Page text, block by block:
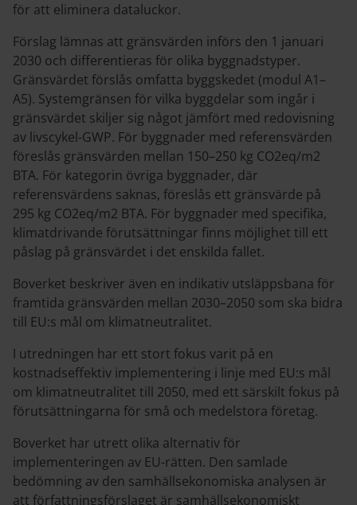
för att eliminera dataluckor.
Förslag lämnas att gränsvärden införs den 1 januari
2030 och differentieras för olika byggnadstyper.
Gränsvärdet förslås omfatta byggskedet (modul A1–
A5). Systemgränsen för vilka byggdelar som ingår i
gränsvärdet skiljer sig något jämfört med redovisning
av livscykel-GWP. För byggnader med referensvärden
föreslås gränsvärden mellan 150–250 kg CO2eq/m2
BTA. För kategorin övriga byggnader, där
referensvärdens saknas, föreslås ett gränsvärde på
295 kg CO2eq/m2 BTA. För byggnader med specifika,
klimatdrivande förutsättningar finns möjlighet till ett
påslag på gränsvärdet i det enskilda fallet.
Boverket beskriver även en indikativ utsläppsbana för
framtida gränsvärden mellan 2030–2050 som ska bidra
till EU:s mål om klimatneutralitet.
I utredningen har ett stort fokus varit på en
kostnadseffektiv implementering i linje med EU:s mål
om klimatneutralitet till 2050, med ett särskilt fokus på
förutsättningarna för små och medelstora företag.
Boverket har utrett olika alternativ för
implementeringen av EU-rätten. Den samlade
bedömning av den samhällsekonomiska analysen är
att författningsförslaget är samhällsekonomiskt